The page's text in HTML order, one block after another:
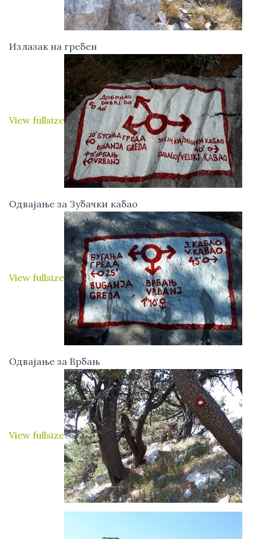
Излазак на гребен
View fullsize
Одвајање за Зубачки кабао
View fullsize
Одвајање за Врбањ
View fullsize